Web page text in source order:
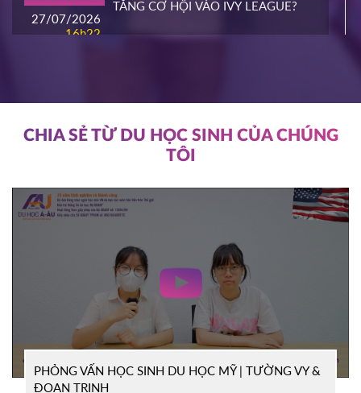
ĐĂNG KÝ
HOT
10/03/2026
14h00
SOUTHEAST MISSOURI STATE
ĐĂNG KÝ
WRIGHT STATE UNIVERISTY
ĐĂNG KÝ
Canada TỔ CHỨC ICEAP
27/07/2026
16h22
TĂNG CƠ HỘI VÀO IVY LEAGUE?
CHIA SẺ TỪ DU HỌC SINH CỦA CHÚNG
TÔI
PHỎNG VẤN HỌC SINH DU HỌC MỸ | TƯỜNG VY &
ĐOAN TRINH